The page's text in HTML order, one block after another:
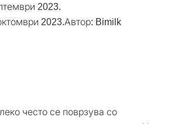
2023.
2023.Автор: Bimilk
често се поврзува со